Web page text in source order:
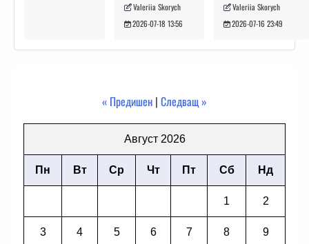
Valeriia Skorych
2026-07-18 13:56
Valeriia Skorych
2026-07-16 23:49
« Предишен | Следващ »
Август 2026
Пн Вт Ср Чт Пт Сб Нд
1 2
3 4 5 6 7 8 9